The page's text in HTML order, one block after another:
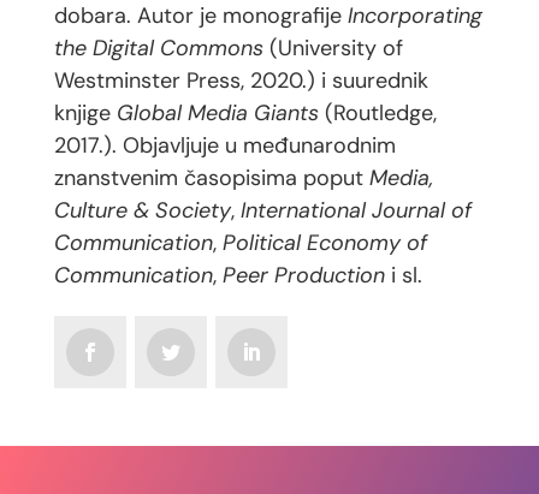
dobara. Autor je monografije Incorporating
the Digital Commons (University of
Westminster Press, 2020.) i suurednik
knjige Global Media Giants (Routledge,
2017.). Objavljuje u međunarodnim
znanstvenim časopisima poput Media,
Culture & Society, International Journal of
Communication, Political Economy of
Communication, Peer Productioni sl.